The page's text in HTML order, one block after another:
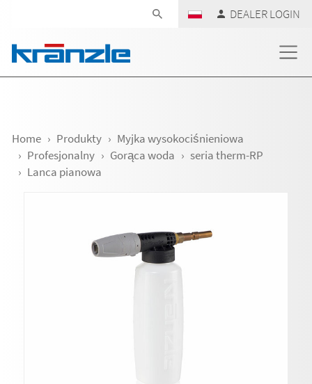
DEALER LOGIN
Home Produkty
Myjka wysokociśnieniowa
Profesjonalny
Gorąca woda
seria therm-RP
Lanca pianowa